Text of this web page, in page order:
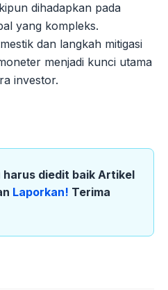
dihadapkan pada
yang kompleks.
dan langkah mitigasi
menjadi kunci utama
investor.
diedit baik Artikel
Laporkan! Terima